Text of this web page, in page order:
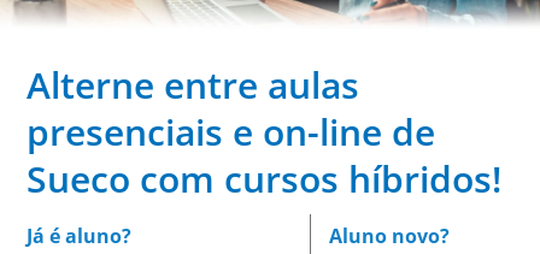
Alterne entre aulas
presenciais e on-line de
Sueco com cursos híbridos!
Já é aluno? Aluno novo?